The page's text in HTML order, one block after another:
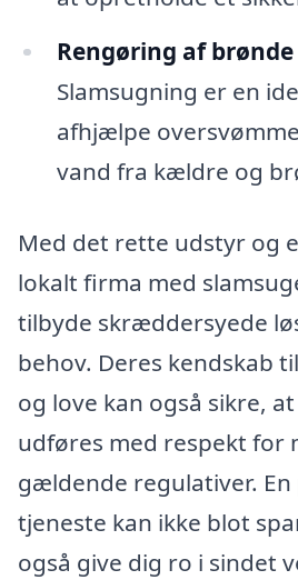
Rengøring af
Slamsugning er en
afhjælpe
vand fra kældre og
Med det rette udstyr og
lokalt firma med
tilbyde skræddersyede
behov. Deres kendskab
og love kan også sikre,
udføres med respekt for
gældende regulativer.
tjeneste kan ikke blot
også give dig ro i sindet